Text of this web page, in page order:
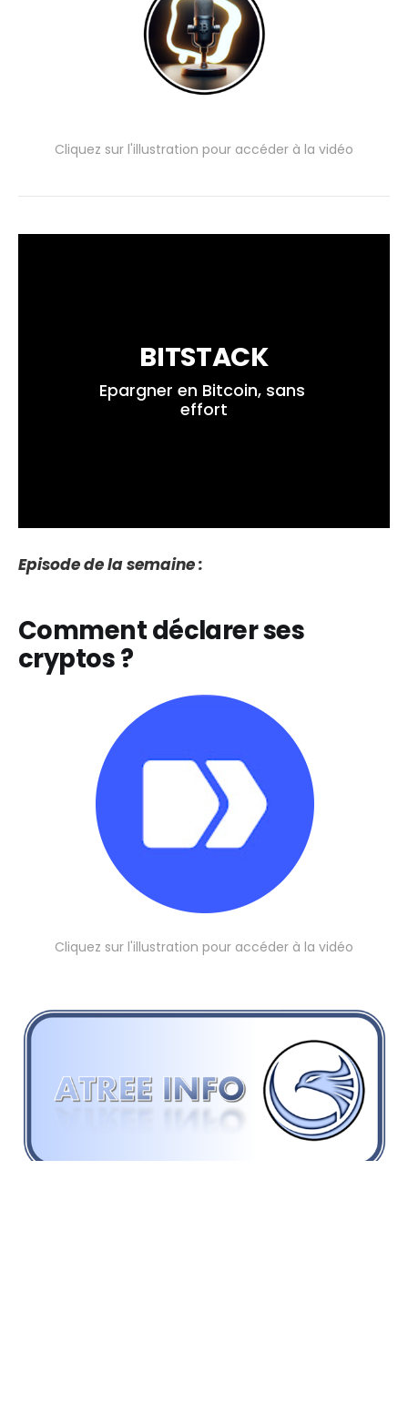
Cliquez sur l'illustration pour accéder à la vidéo
BITSTACK
Epargner en Bitcoin, sans
effort
Episode de la semaine :
Comment déclarer ses
cryptos ?
Cliquez sur l'illustration pour accéder à la vidéo